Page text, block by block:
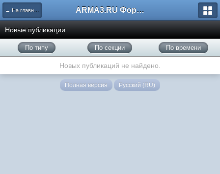
← На главную ARMA3.RU Форум
Новые публикации
По типу По секции По времени
Новых публикаций не найдено.
Полная версия Русский (RU)